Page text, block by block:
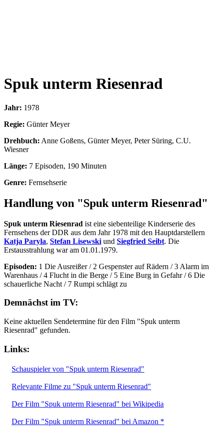
Spuk unterm Riesenrad
Jahr: 1978
Regie: Günter Meyer
Drehbuch: Anne Goßens, Günter Meyer, Peter Süring, C.U.
Wiesner
Länge: 7 Episoden, 190 Minuten
Genre: Fernsehserie
Handlung von "Spuk unterm Riesenrad"
Spuk unterm Riesenrad ist eine siebenteilige Kinderserie des
Fernsehens der DDR aus dem Jahr 1978 mit den Hauptdarstellern
Katja Paryla, Stefan Lisewski und Siegfried Seibt. Die
Erstausstrahlung war am 01.01.1979.
Episoden: 1 Die Ausreißer / 2 Gespenster auf Rädern / 3 Alarm im
Warenhaus / 4 Flucht in die Berge / 5 Eine Burg in Gefahr / 6 Die
schauerliche Nacht / 7 Rumpi schlägt zu
Demnächst im TV:
Keine aktuellen Sendetermine für den Film "Spuk unterm
Riesenrad" gefunden.
Links:
Schauspieler von "Spuk unterm Riesenrad"
Relevante Filme zu "Spuk unterm Riesenrad"
Der Film "Spuk unterm Riesenrad" bei Wikipedia
Der Film "Spuk unterm Riesenrad" bei Amazon *